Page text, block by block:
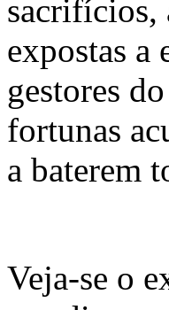
sacrifícios,
expostas a
gestores
fortunas
a baterem
Veja-se o